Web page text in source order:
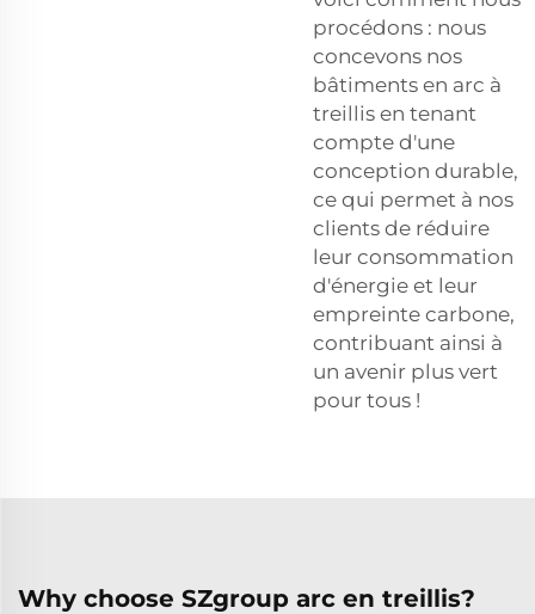
procédons : nous
concevons nos
bâtiments en arc à
treillis en tenant
compte d'une
conception durable,
ce qui permet à nos
clients de réduire
leur consommation
d'énergie et leur
empreinte carbone,
contribuant ainsi à
un avenir plus vert
pour tous !
Why choose SZgroup arc en treillis?